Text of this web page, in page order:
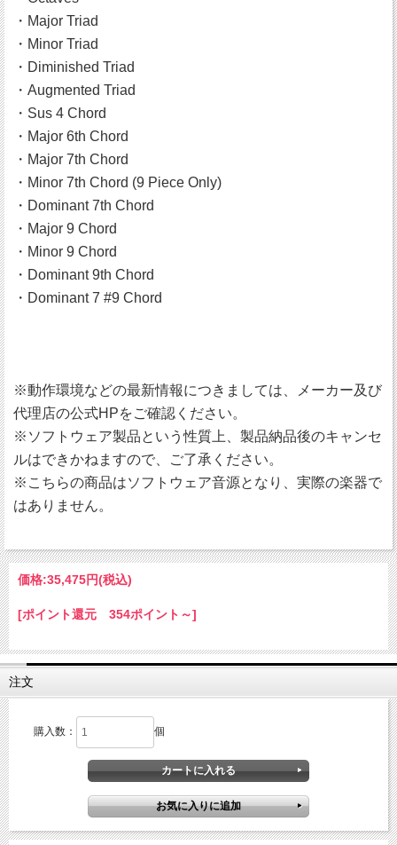
・Major Triad
・Minor Triad
・Diminished Triad
・Augmented Triad
・Sus 4 Chord
・Major 6th Chord
・Major 7th Chord
・Minor 7th Chord (9 Piece Only)
・Dominant 7th Chord
・Major 9 Chord
・Minor 9 Chord
・Dominant 9th Chord
・Dominant 7 #9 Chord
※動作環境などの最新情報につきましては、メーカー及び
代理店の公式HPをご確認ください。
※ソフトウェア製品という性質上、製品納品後のキャンセ
ルはできかねますので、ご了承ください。
※こちらの商品はソフトウェア音源となり、実際の楽器で
はありません。
価格:35,475円(税込)
[ポイント還元 354ポイント～]
注文
購入数： 個